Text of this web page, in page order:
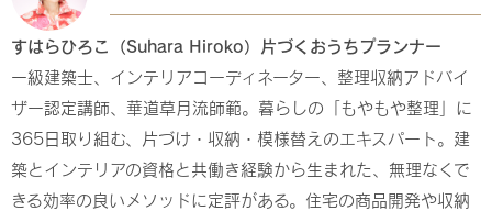
すはらひろこ（Suhara Hiroko）片づくおうちプランナー
一級建築士、インテリアコーディネーター、整理収納アドバイ
ザー認定講師、華道草月流師範。暮らしの「もやもや整理」に
365日取り組む、片づけ・収納・模様替えのエキスパート。建
築とインテリアの資格と共働き経験から生まれた、無理なくで
きる効率の良いメソッドに定評がある。住宅の商品開発や収納